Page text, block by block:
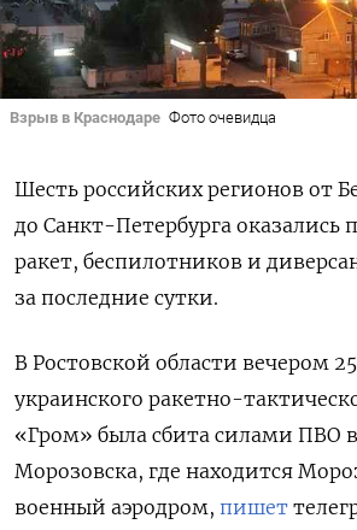
Взрыв в Краснодаре Фото очевидца
Шесть российских регионов от
до Санкт-Петербурга оказались
ракет, беспилотников и
за последние сутки.
В Ростовской области вечером
украинского ракетно-
«Гром» была сбита силами ПВО
Морозовска, где находится
военный аэродром, пишет